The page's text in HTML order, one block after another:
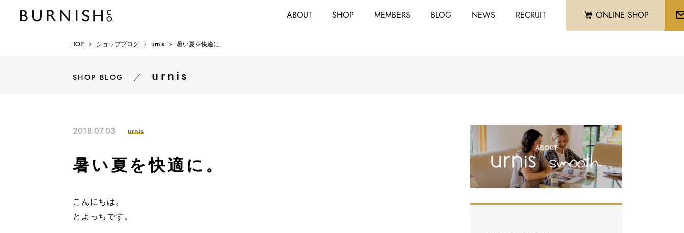
ABOUT SHOP MEMBERS BLOG NEWS RECRUIT ONLINE SHOP
TOP ショップブログ urnis 暑い夏を快適に。
SHOP BLOG ／ urnis
2018.07.03 urnis
暑い夏を快適に。
こんにちは。
とよっちです。